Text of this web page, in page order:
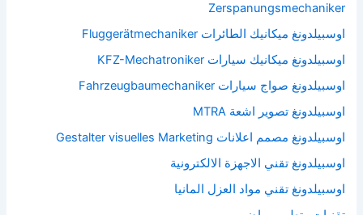
Zerspanungsmechaniker
اوسبيلدونغ ميكانيك الطائرات Fluggerätmechaniker
اوسبيلدونغ ميكانيك سيارات KFZ-Mechatroniker
اوسبيلدونغ صواج سيارات Fahrzeugbaumechaniker
اوسبيلدونغ تصوير اشعة MTRA
اوسبيلدونغ مصمم اعلانات Gestalter visuelles Marketing
اوسبيلدونغ تقني الاجهزة الالكترونية
اوسبيلدونغ تقني مواد العزل المانيا